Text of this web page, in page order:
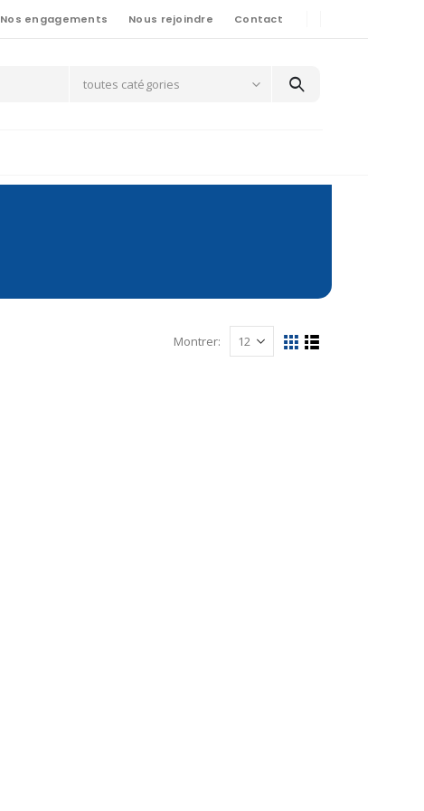
Nos engagements Nous rejoindre Contact
toutes catégories
Montrer: